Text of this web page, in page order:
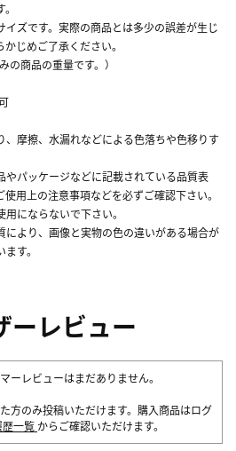
ズです。実際の商品とは多少の誤差が生じ
じめご了承ください。
商品の重量です。）
摩擦、水漏れなどによる色落ちや色移りす
パッケージなどに記載されている品質表
用上の注意事項などを必ずご確認下さい。
にならないで下さい。
より、画像と実物の色の違いがある場合が
す。
ーレビュー
ーレビューはまだありません。
方のみ投稿いただけます。購入商品はログ
歴一覧 からご確認いただけます。